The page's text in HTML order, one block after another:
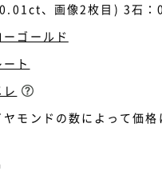
、画像2枚目) 3石
ーゴールド
ト
モンドの数によって価格